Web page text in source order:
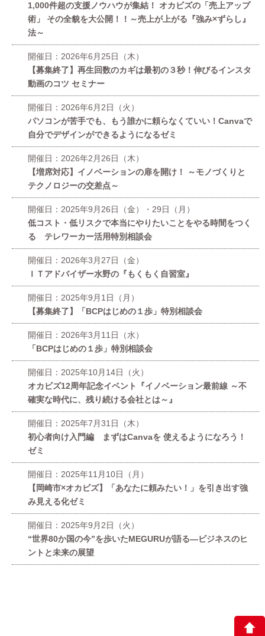
1,000件超の支援ノウハウが集結！ オカビズの「売上アップ
術」 その全貌を大公開！！～売上が上がる『強み×ずらし』
法～
開催日：2026年6月25日（木）
【募集終了】再生回数のカギは最初の３秒！伸びるインスタ
動画のコツ セミナー
開催日：2026年6月2日（火）
パソコンが苦手でも、もう誰かに頼らなくていい！Canvaで
自分でデザインができるようになるゼミ
開催日：2026年2月26日（木）
【増席対応】イノベーションの扉を開け！ ～モノづくりと
テクノロジーの交差点～
開催日：2025年9月26日（金）・29日（月）
低コスト・低リスクで本当にやりたいことをやる時間をつく
る テレワーカー活用特別相談会
開催日：2026年3月27日（金）
ＩＴアドバイザー水野の『もくもく自習室』
開催日：2025年9月1日（月）
【募集終了】「BCPはじめの１歩」特別相談会
開催日：2026年3月11日（水）
「BCPはじめの１歩」特別相談会
開催日：2025年10月14日（火）
オカビズ12周年記念イベント『イノベーション最前線 ～不
確実な時代に、残り続ける会社とは～』
開催日：2025年7月31日（木）
初心者向け入門編 まずはCanvaを 使えるようになろう！
ゼミ
開催日：2025年11月10日（月）
【岡崎市×オカビズ】「あなたに頼みたい！」を引き出す強
み見える化ゼミ
開催日：2025年9月2日（火）
“世界80か国の今”を歩いたMEGURUが語る—ビジネスのヒ
ントと未来の展望